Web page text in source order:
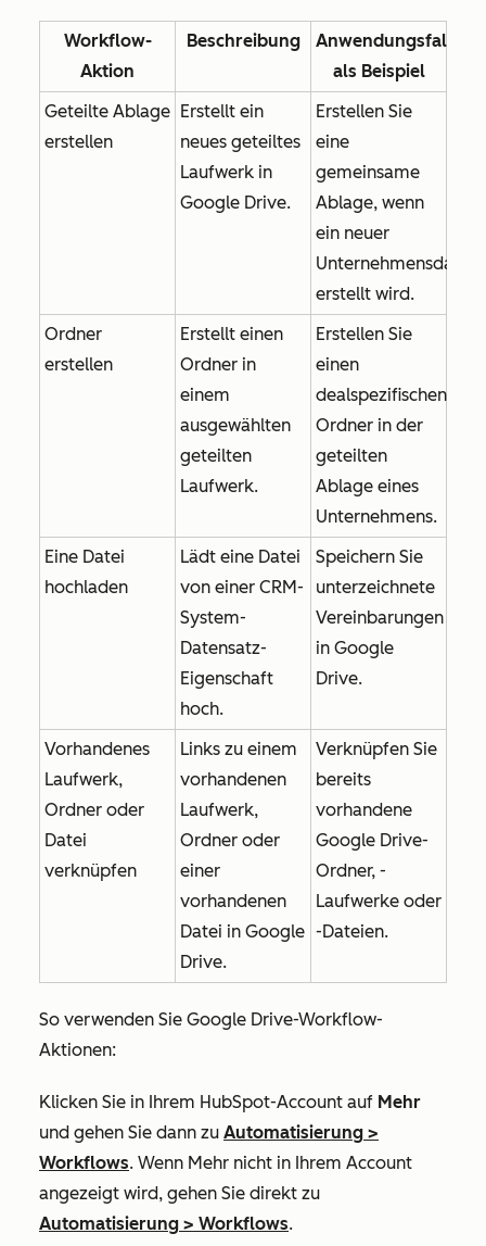
Workflow-
Aktion
Beschreibung
Anwendungsfall
als Beispiel
Geteilte Ablage
erstellen
Erstellt ein
neues geteiltes
Laufwerk in
Google Drive.
Erstellen Sie
eine
gemeinsame
Ablage, wenn
ein neuer
erstellt wird.
Ordner
erstellen
Erstellt einen
Ordner in
einem
ausgewählten
geteilten
Laufwerk.
Erstellen Sie
einen
dealspezifischen
Ordner in der
geteilten
Ablage eines
Unternehmens.
Eine Datei
hochladen
Lädt eine Datei
von einer CRM-
System-
Datensatz-
Eigenschaft
hoch.
Speichern Sie
unterzeichnete
Vereinbarungen
in Google
Drive.
Vorhandenes
Laufwerk,
Ordner oder
Datei
verknüpfen
Links zu einem
vorhandenen
Laufwerk,
Ordner oder
einer
vorhandenen
Datei in Google
Drive.
Verknüpfen Sie
bereits
vorhandene
Google Drive-
Ordner, -
Laufwerke oder
-Dateien.
So verwenden Sie Google Drive-Workflow-
Aktionen:
Klicken Sie in Ihrem HubSpot-Account auf Mehr
und gehen Sie dann zu Automatisierung >
Workflows. Wenn Mehr nicht in Ihrem Account
angezeigt wird, gehen Sie direkt zu
Automatisierung > Workflows.